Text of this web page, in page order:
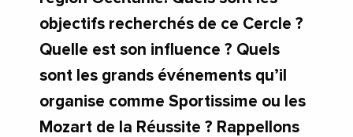
objectifs recherchés de ce Cercle ?
Quelle est son influence ? Quels
sont les grands événements qu’il
organise comme Sportissime ou les
Mozart de la Réussite ? Rappellons